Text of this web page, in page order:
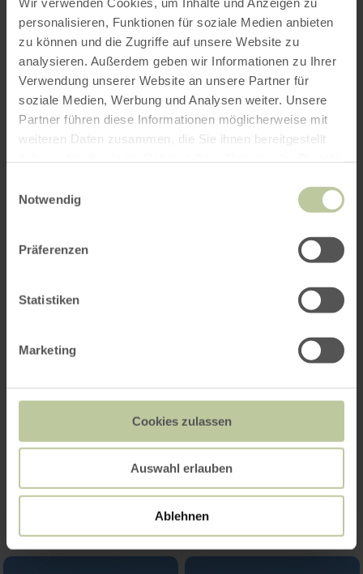
personalisieren, Funktionen für soziale Medien anbieten
zu können und die Zugriffe auf unsere Website zu
analysieren. Außerdem geben wir Informationen zu Ihrer
Verwendung unserer Website an unsere Partner für
soziale Medien, Werbung und Analysen weiter. Unsere
Partner führen diese Informationen möglicherweise mit
weiteren Daten zusammen, die Sie ihnen bereitgestellt
Notwendig
Präferenzen
Statistiken
Marketing
Cookies zulassen
Auswahl erlauben
Ablehnen
(Überwiegend befestigte Wege, teilweise mit
Steigungen.)
Tourleitung: Rolf Pontzen (0151-11770318)
Radtourleitung: Elmar Babst (02473-7939)
Talsperre - Vicht - Breinig - Wahlheim - Ravel-
Route (moderate Anstiege, ca. 620 hm)
gemeinsame Erleben steht im Vordergrund
konventionelles Fahrrad oder ein E-Bike benutzt
langsameren, nicht-motorisierten
"Schiebestrecken" wird selbstverständlich
Impressionen